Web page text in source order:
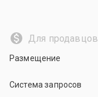
Для продавцов
Размещение
Система запросов